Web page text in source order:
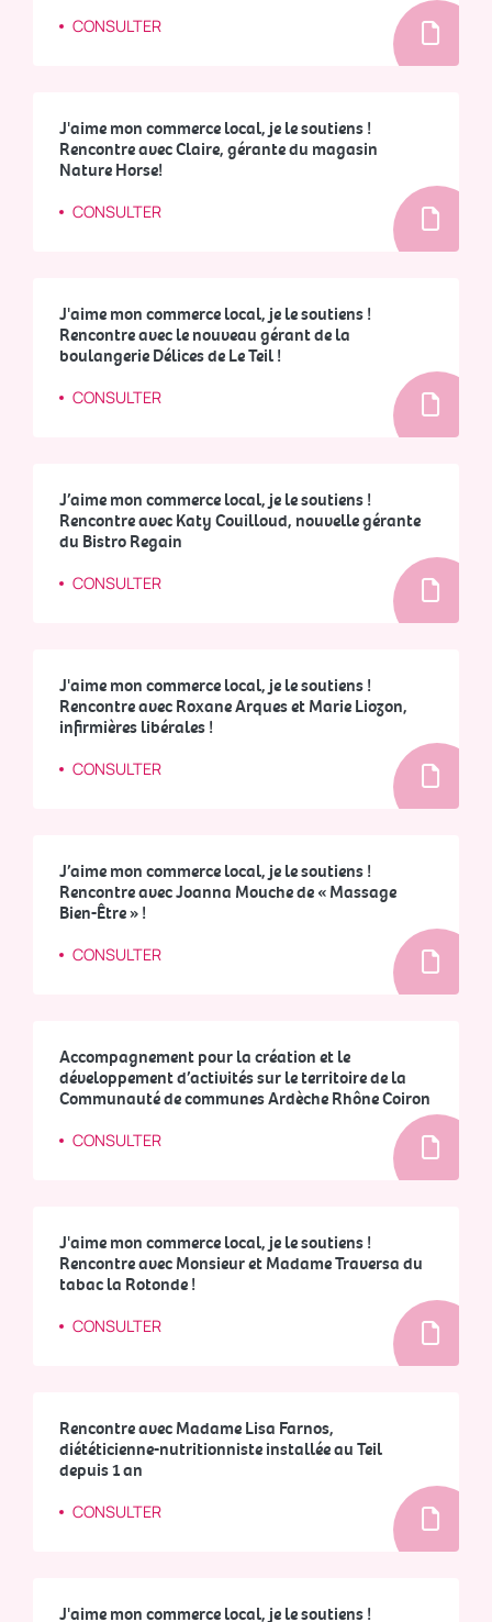
CONSULTER
J'aime mon commerce local, je le soutiens !
Rencontre avec Claire, gérante du magasin
Nature Horse!
CONSULTER
J'aime mon commerce local, je le soutiens !
Rencontre avec le nouveau gérant de la
boulangerie Délices de Le Teil !
CONSULTER
J’aime mon commerce local, je le soutiens !
Rencontre avec Katy Couilloud, nouvelle gérante
du Bistro Regain
CONSULTER
J'aime mon commerce local, je le soutiens !
Rencontre avec Roxane Arques et Marie Liozon,
infirmières libérales !
CONSULTER
J’aime mon commerce local, je le soutiens !
Rencontre avec Joanna Mouche de « Massage
Bien-Être » !
CONSULTER
Accompagnement pour la création et le
développement d’activités sur le territoire de la
Communauté de communes Ardèche Rhône Coiron
CONSULTER
J'aime mon commerce local, je le soutiens !
Rencontre avec Monsieur et Madame Traversa du
tabac la Rotonde !
CONSULTER
Rencontre avec Madame Lisa Farnos,
diététicienne-nutritionniste installée au Teil
depuis 1 an
CONSULTER
J'aime mon commerce local, je le soutiens !